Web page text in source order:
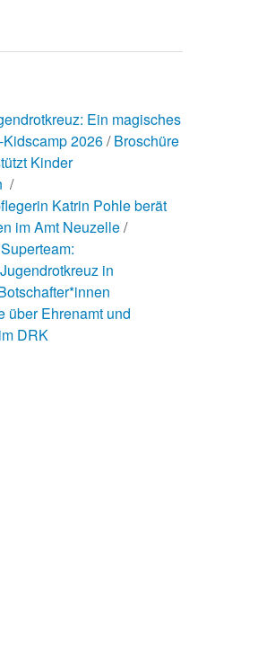
Ein magisches
2026 Broschüre
Kinder
Katrin Pohle berät
im Amt Neuzelle
in
über Ehrenamt und
DRK